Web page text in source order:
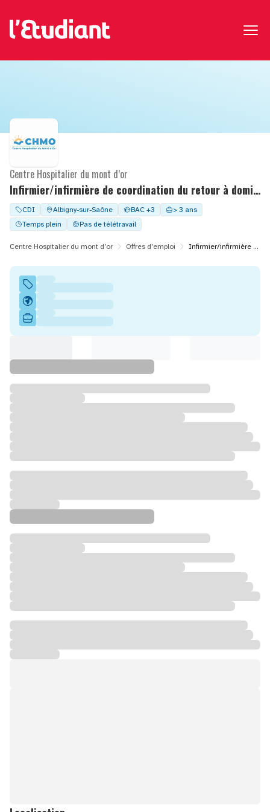
Infirmier/infirmière de coordination du retour à domicile
Centre Hospitalier du mont d’or
CDI Albigny-sur-Saône BAC +3
> 3 ans
Temps plein
Pas de télétravail
Centre Hospitalier du mont d’or Offres d'emploi Infirmier/infirmière de coordination du retour à domicile